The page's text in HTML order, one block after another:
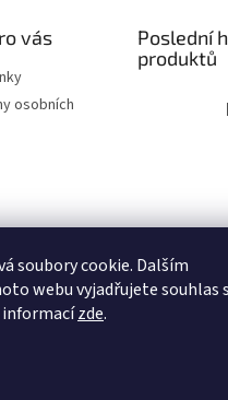
soubory cookie. Dalším
webu vyjadřujete souhlas
informacízde.
vás
osobních
Poslední
produktů